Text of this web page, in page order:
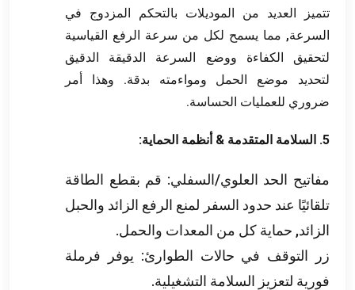
تتميز العديد من الموديلات بالتحكم المزدوج في
السرعة, مما يسمح لكل من سرعة الرفع القياسية
لتحقيق الكفاءة ووضع السرعة الدقيقة الدقيق
لتحديد موضع الحمل ومواءمته بدقة. وهذا أمر
ضروري للعمليات الحساسة.
5. السلامة المتقدمة & أنظمة الحماية:
مفاتيح الحد العلوي/السفلي: قم بقطع الطاقة
تلقائيًا عند حدود السفر لمنع الرفع الزائد والحبل
الزائد, حماية كل من المعدات والحمل.
زر التوقف في حالات الطوارئ: يوفر فرملة
فورية لتعزيز السلامة التشغيلية.